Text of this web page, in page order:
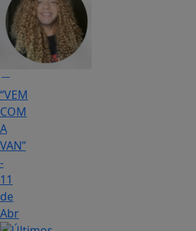
“VEM
COM
A
VAN”
-
11
de
Abr